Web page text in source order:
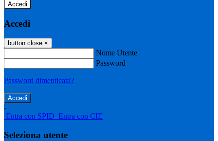
Accedi
Accedi
button close ×
Nome Utente
Password
Password dimenticata?
-
Entra con SPID Entra con CIE
Seleziona utente